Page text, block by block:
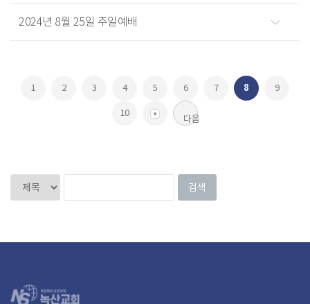
2024년 8월 25일 주일예배
1 2 3 4 5 6 7 8 9
10
다음